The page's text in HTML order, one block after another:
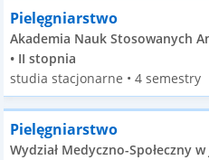
Pielęgniarstwo
Akademia Nauk Stosowanych
• II stopnia
studia stacjonarne • 4 semestry
Pielęgniarstwo
Wydział Medyczno-Społeczny